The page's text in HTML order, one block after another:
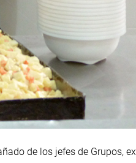
de los jefes de Grupos, ex